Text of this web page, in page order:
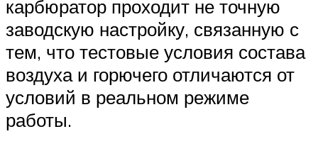
карбюратор проходит не точную
заводскую настройку, связанную с
тем, что тестовые условия состава
воздуха и горючего отличаются от
условий в реальном режиме
работы.